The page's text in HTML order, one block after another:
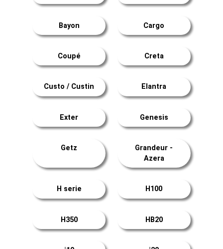
Bayon Cargo
Coupé Creta
Custo / Custin Elantra
Exter Genesis
Getz
Grandeur -
Azera
H serie H100
H350 HB20